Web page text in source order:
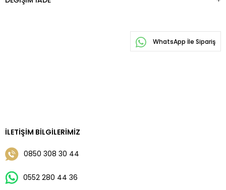
WhatsApp İle Sipariş
İLETIŞIM BILGILERIMIZ
0850 308 30 44
0552 280 44 36